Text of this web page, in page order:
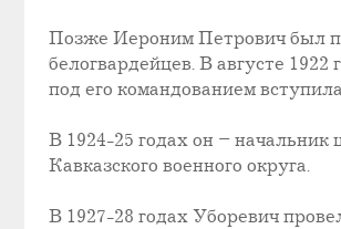
Позже Иероним Петрович был
белогвардейцев. В августе
под его командованием
В 1924-25 годах он –
Кавказского военного округа.
В 1927-28 годах Уборевич